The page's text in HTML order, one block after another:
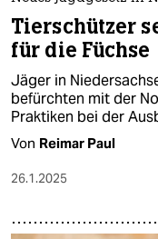
Tierschützer
für die Füchse
Jäger in
befürchten mit der
Praktiken bei der
Von Reimar Paul
26.1.2025